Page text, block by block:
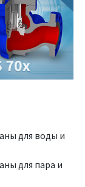
для воды и
для пара и